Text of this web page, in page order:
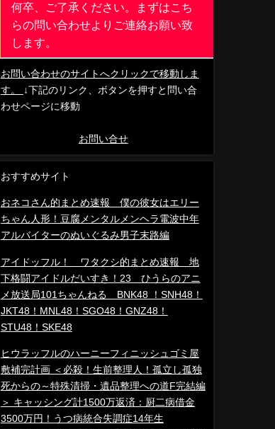
何卒、ご了承ください。まずはこち
らの問い合わせよりご連絡お願い致
します。
お問い合わせのサイトへクリックで移動しま
す。
↓下記のリンク、ボタンを押すと問い合
わせページに移動
お問い合せ
おすすめサイト
おネコさん的まとめ速報 僕の彼女はエリー
ちゃん人形！豆腐メンタルメンヘラ電波中年
アルバイターのぬいぐるみ男子末路編
アイドッフル！ ワタクシ的まとめ速報 地
下格闘アイドルだいすき！23 ひうらのアニ
メ放送局101ちゃんねる BNK48 ！SNH48！
JKT48！MNL48！SGO48！GNZ48！
STU48！SKE48
ヒウラッフルのハーニーフィニッシュゴミ屋
敷補完計画 ＜必殺！生前整理人！孤立し孤独
死からの～特殊清掃・遺品整理への道F完結編
＞ キャッシング計1500万返済：厨二病借金
3500万円！うつ病統合失調症14年生